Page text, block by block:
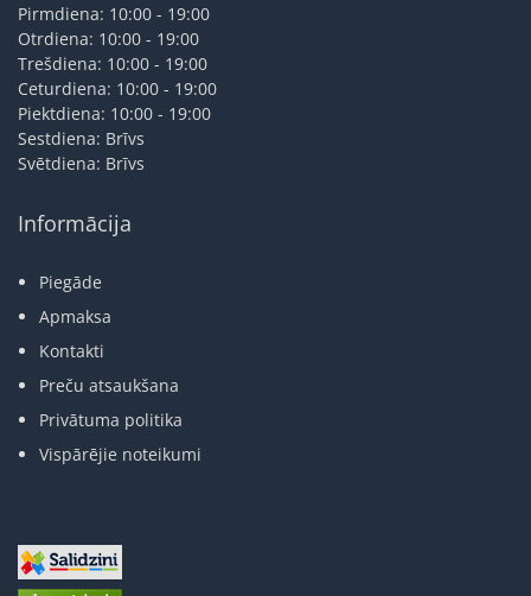
Pirmdiena: 10:00 - 19:00
Otrdiena: 10:00 - 19:00
Trešdiena: 10:00 - 19:00
Ceturdiena: 10:00 - 19:00
Piektdiena: 10:00 - 19:00
Sestdiena: Brīvs
Svētdiena: Brīvs
Informācija
Piegāde
Apmaksa
Kontakti
Preču atsaukšana
Privātuma politika
Vispārējie noteikumi